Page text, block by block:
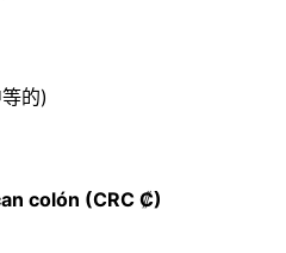
的)
colón (CRC ₡)